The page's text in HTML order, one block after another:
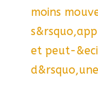
moins
et peut-